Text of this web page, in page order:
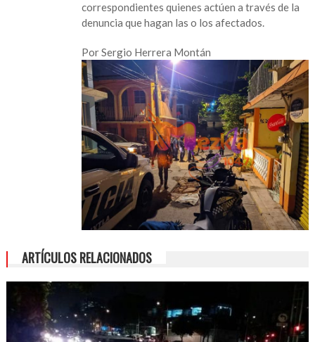
correspondientes quienes actúen a través de la
denuncia que hagan las o los afectados.
Por Sergio Herrera Montán
ARTÍCULOS RELACIONADOS